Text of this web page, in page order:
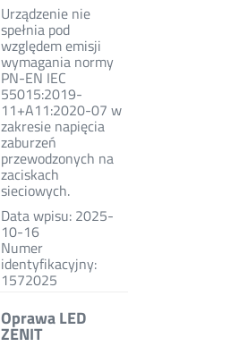
Urządzenie nie
spełnia pod
względem emisji
wymagania normy
PN-EN IEC
55015:2019-
11+A11:2020-07 w
zakresie napięcia
zaburzeń
przewodzonych na
zaciskach
sieciowych.
Data wpisu: 2025-
10-16
Numer
identyfikacyjny:
1572025
Oprawa LED
ZENIT